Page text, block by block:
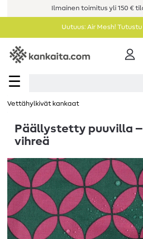
Ilmainen toimitus yli 150 €
Uutuus: Air Mesh!
☰
Vettähylkivät kankaat
Päällystetty puuvilla
vihreä